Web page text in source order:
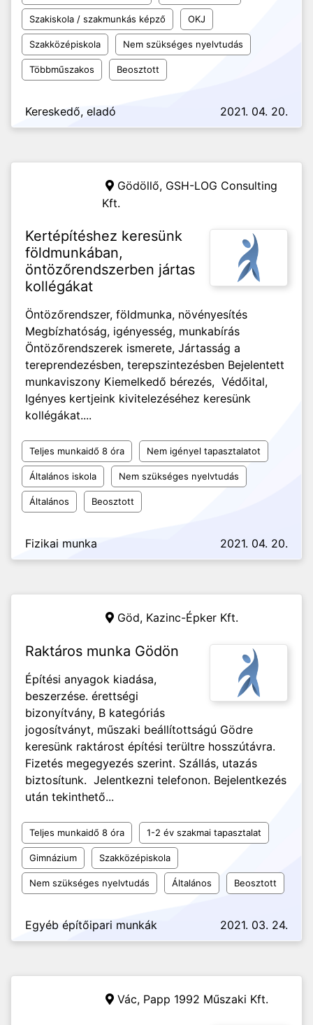
Szakiskola / szakmunkás képző OKJ
Szakközépiskola Nem szükséges nyelvtudás
Többműszakos Beosztott
Kereskedő, eladó 2021. 04. 20.
Gödöllő, GSH-LOG Consulting
Kft.
Kertépítéshez keresünk
földmunkában,
öntözőrendszerben jártas
kollégákat
Öntözőrendszer, földmunka, növényesítés
Megbízhatóság, igényesség, munkabírás
Öntözőrendszerek ismerete, Jártasság a
tereprendezésben, terepszintezésben Bejelentett
munkaviszony Kiemelkedő bérezés, Védőital,
Igényes kertjeink kivitelezéséhez keresünk
kollégákat....
Teljes munkaidő 8 óra Nem igényel tapasztalatot
Általános iskola Nem szükséges nyelvtudás
Általános Beosztott
Fizikai munka 2021. 04. 20.
Göd, Kazinc-Épker Kft.
Raktáros munka Gödön
Építési anyagok kiadása,
beszerzése. érettségi
bizonyítvány, B kategóriás
jogosítványt, műszaki beállítottságú Gödre
keresünk raktárost építési terültre hosszútávra.
Fizetés megegyezés szerint. Szállás, utazás
biztosítunk. Jelentkezni telefonon. Bejelentkezés
után tekinthető...
Teljes munkaidő 8 óra 1-2 év szakmai tapasztalat
Gimnázium Szakközépiskola
Nem szükséges nyelvtudás Általános Beosztott
Egyéb építőipari munkák 2021. 03. 24.
Vác, Papp 1992 Műszaki Kft.